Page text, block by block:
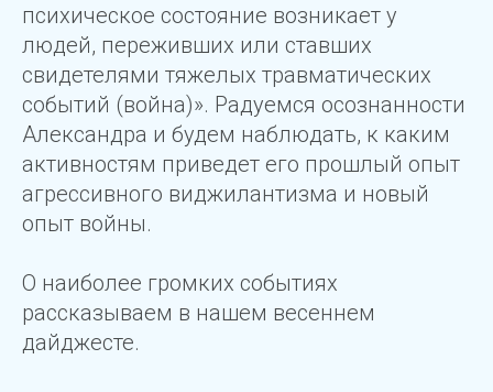
психическое состояние возникает у
людей, переживших или ставших
свидетелями тяжелых травматических
событий (война)». Радуемся осознанности
Александра и будем наблюдать, к каким
активностям приведет его прошлый опыт
агрессивного виджилантизма и новый
опыт войны.
О наиболее громких событиях
рассказываем в нашем весеннем
дайджесте.